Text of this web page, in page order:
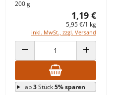
ERHÖHEN
200 g
1,19 €
5,95 €/1 kg
inkl. MwSt., zzgl. Versand
ANZAHL VERRINGERN ANZAHL
ab3Stück5% sparen